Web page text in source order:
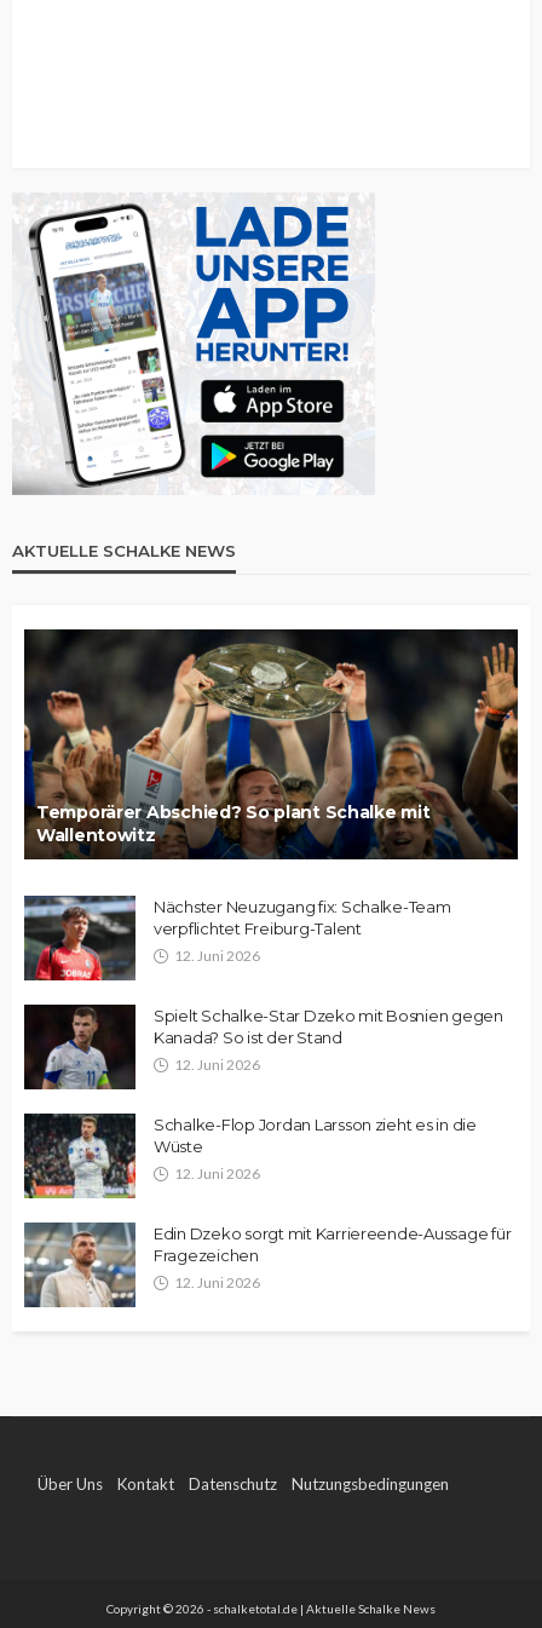
AKTUELLE SCHALKE NEWS
Temporärer Abschied? So plant Schalke mit
Wallentowitz
Nächster Neuzugang fix: Schalke-Team
verpflichtet Freiburg-Talent
12. Juni 2026
Spielt Schalke-Star Dzeko mit Bosnien gegen
Kanada? So ist der Stand
12. Juni 2026
Schalke-Flop Jordan Larsson zieht es in die
Wüste
12. Juni 2026
Edin Dzeko sorgt mit Karriereende-Aussage für
Fragezeichen
12. Juni 2026
Über Uns Kontakt Datenschutz Nutzungsbedingungen
Copyright © 2026 - schalketotal.de | Aktuelle Schalke News